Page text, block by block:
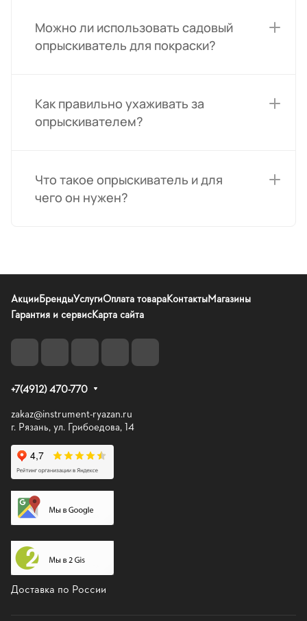
Можно ли использовать садовый
опрыскиватель для покраски?
Как правильно ухаживать за
опрыскивателем?
Что такое опрыскиватель и для
чего он нужен?
АкцииБрендыУслугиОплата товараКонтактыМагазины
Гарантия и сервисКарта сайта
+7(4912) 470-770
zakaz@instrument-ryazan.ru
г. Рязань, ул. Грибоедова, 14
Доставка по России